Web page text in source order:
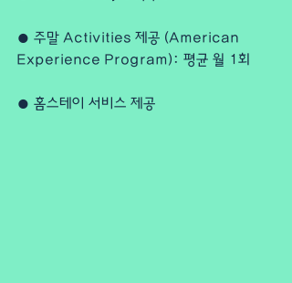
● 주말 Activities 제공 (American
Experience Program): 평균 월 1회
● 홈스테이 서비스 제공